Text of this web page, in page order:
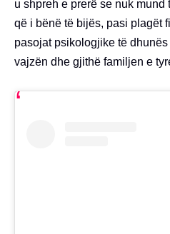
u shpreh e prerë se nuk mund
që i bënë të bijës, pasi plagët
pasojat psikologjike të
vajzën dhe gjithë familjen e